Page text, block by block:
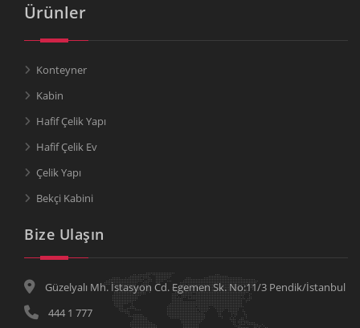
Ürünler
Konteyner
Kabin
Hafif Çelik Yapı
Hafif Çelik Ev
Çelik Yapı
Bekçi Kabini
Bize Ulaşın
Güzelyalı Mh. İstasyon Cd. Egemen Sk. No:11/3 Pendik/İstanbul
444 1 777